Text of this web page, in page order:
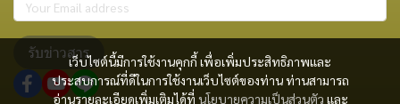
เว็บไซต์นี้มีการใช้งานคุกกี้ เพื่อเพิ่มประสิทธิภาพและ
ประสบการณ์ที่ดีในการใช้งานเว็บไซต์ของท่าน ท่านสามารถ
อ่านรายละเอียดเพิ่มเติมได้ที่ นโยบายความเป็นส่วนตัว และ
รับข่าวสาร